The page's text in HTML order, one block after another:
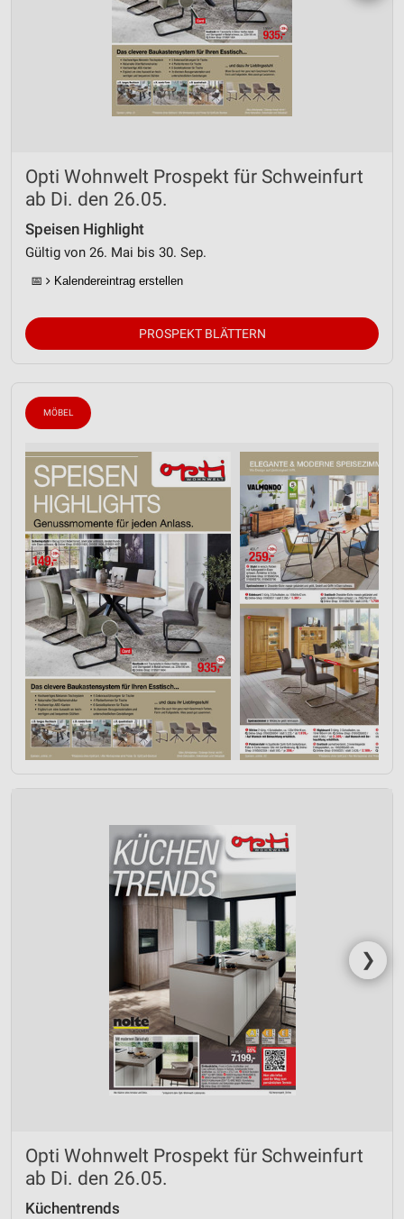
Opti Wohnwelt Prospekt für Schweinfurt
ab Di. den 26.05.
Speisen Highlight
Gültig von 26. Mai bis 30. Sep.
📅 Kalendereintrag erstellen
PROSPEKT BLÄTTERN
MÖBEL
❯
Opti Wohnwelt Prospekt für Schweinfurt
ab Di. den 26.05.
Küchentrends